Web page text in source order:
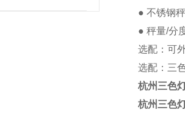
● 不锈钢
● 秤量/分
选配：可
选配：三
杭州三色
杭州三色